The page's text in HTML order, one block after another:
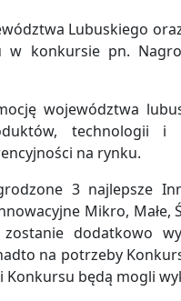
Lubuskiego
konkursie pn.
województwa
technologii
na rynku.
3 najlepsze
Mikro, Małe,
dodatkowo
na potrzeby
będą mogli